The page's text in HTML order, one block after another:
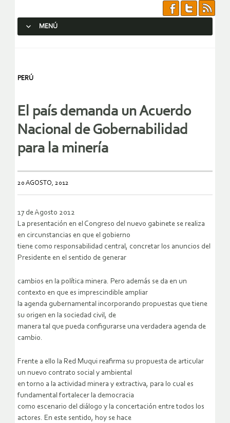
MENÚ
PERÚ
El país demanda un Acuerdo
Nacional de Gobernabilidad
para la minería
20 AGOSTO, 2012
17 de Agosto 2012
La presentación en el Congreso del nuevo gabinete se realiza
en circunstancias en que el gobierno
tiene como responsabilidad central, concretar los anuncios del
Presidente en el sentido de generar
cambios en la política minera. Pero además se da en un
contexto en que es imprescindible ampliar
la agenda gubernamental incorporando propuestas que tiene
su origen en la sociedad civil, de
manera tal que pueda configurarse una verdadera agenda de
cambio.
Frente a ello la Red Muqui reafirma su propuesta de articular
un nuevo contrato social y ambiental
en torno a la actividad minera y extractiva, para lo cual es
fundamental fortalecer la democracia
como escenario del diálogo y la concertación entre todos los
actores. En este sentido, hoy se hace